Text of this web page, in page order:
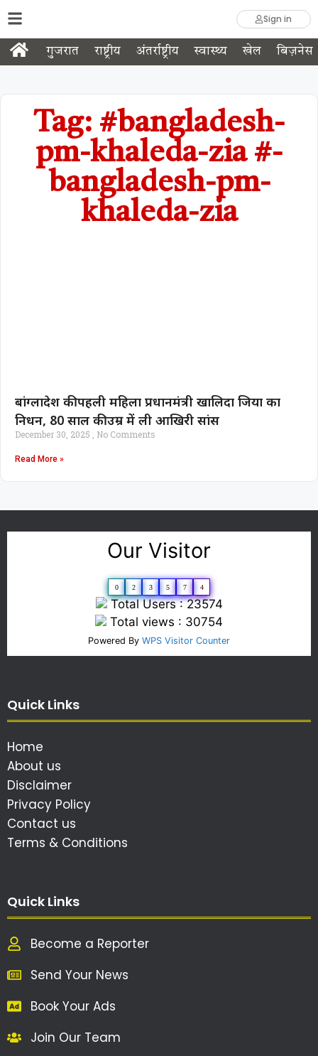
Sign in
गुजरात राष्ट्रीय अंतर्राष्ट्रीय स्वास्थ्य खेल बिज़नेस
Tag: #bangladesh-
pm-khaleda-zia #-
bangladesh-pm-
khaleda-zia
बांग्लादेश की पहली महिला प्रधानमंत्री खालिदा जिया का
निधन, 80 साल की उम्र में ली आखिरी सांस
December 30, 2025 No Comments
Read More »
Our Visitor
0 2 3 5 7 4
Total Users : 23574
Total views : 30754
Powered By WPS Visitor Counter
Quick Links
Home
About us
Disclaimer
Privacy Policy
Contact us
Terms & Conditions
Quick Links
Become a Reporter
Send Your News
Book Your Ads
Join Our Team